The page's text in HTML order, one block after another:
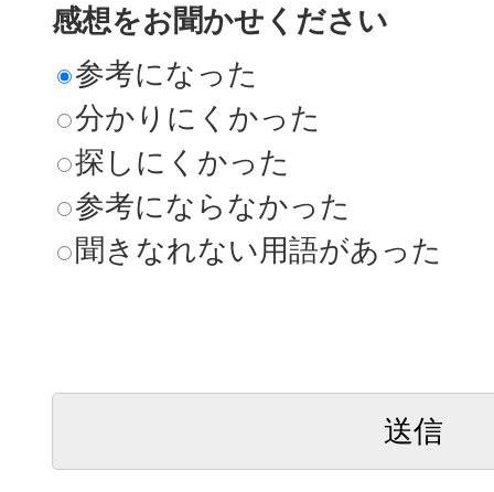
感想をお聞かせください
参考になった
分かりにくかった
探しにくかった
参考にならなかった
聞きなれない用語があった